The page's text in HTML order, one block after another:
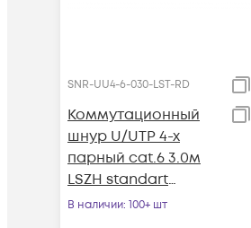
SNR-UU4-6-030-LST-RD
Коммутационный
шнур U/UTP 4-х
парный cat.6 3.0м
LSZH standart
красный
В наличии: 100+ шт